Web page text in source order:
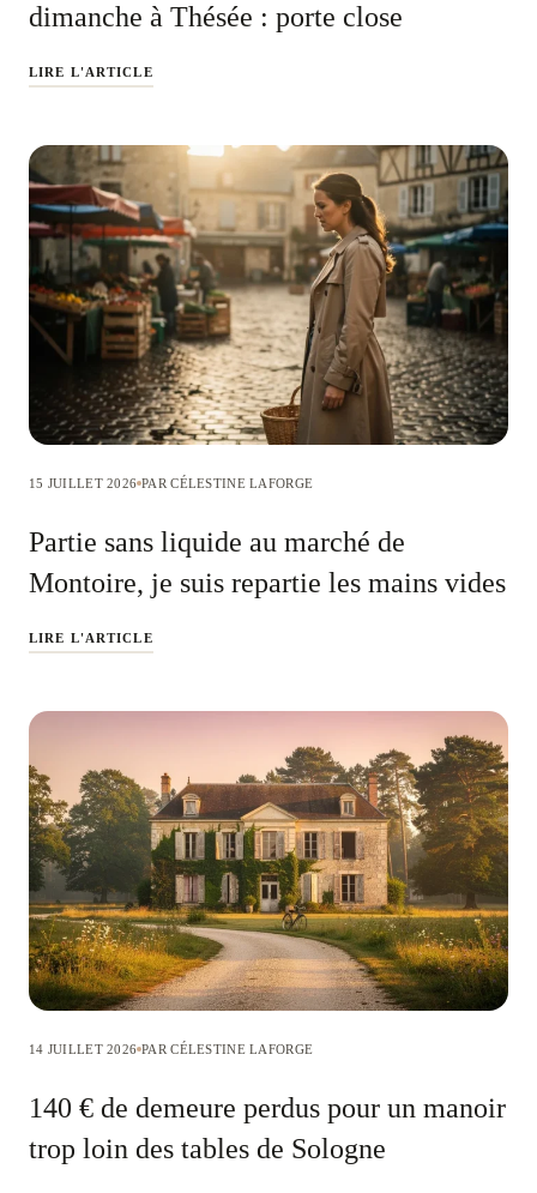
dimanche à Thésée : porte close
LIRE L'ARTICLE
15 JUILLET 2026 PAR CÉLESTINE LAFORGE
Partie sans liquide au marché de
Montoire, je suis repartie les mains vides
LIRE L'ARTICLE
14 JUILLET 2026 PAR CÉLESTINE LAFORGE
140 € de demeure perdus pour un manoir
trop loin des tables de Sologne